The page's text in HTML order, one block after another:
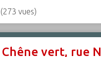
(273 vues)
vert, rue